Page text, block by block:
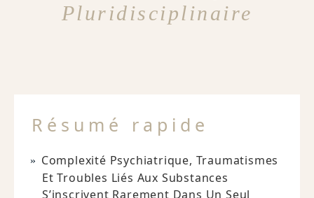
Pluridisciplinaire
Résumé rapide
Complexité Psychiatrique, Traumatismes
Et Troubles Liés Aux Substances
S’inscrivent Rarement Dans Un Seul